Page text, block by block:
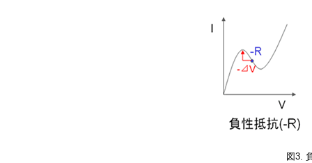
図3.